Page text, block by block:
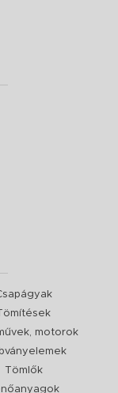
motorok
Tömlők